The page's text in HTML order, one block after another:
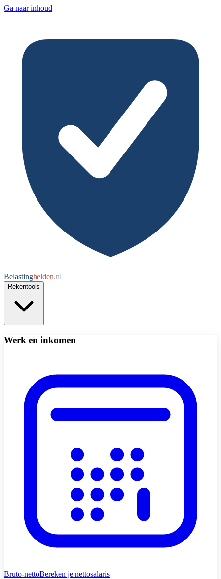
Ga naar inhoud
Belastinghelden.nl
Rekentools
Werk en inkomen
Bruto-nettoBereken je nettosalaris